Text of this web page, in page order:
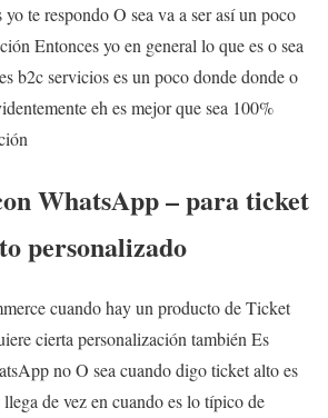
te respondo O sea va a ser así un poco
Entonces yo en general lo que es o sea
b2c servicios es un poco donde donde o
eh es mejor que sea 100%
WhatsApp – para ticket
personalizado
cuando hay un producto de Ticket
cierta personalización también Es
no O sea cuando digo ticket alto es
de vez en cuando es lo típico de